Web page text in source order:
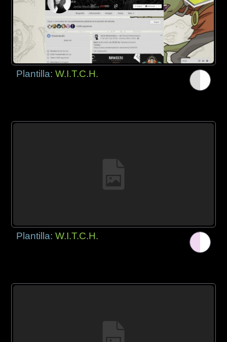
Plantilla:W.I.T.C.H.
Plantilla:W.I.T.C.H.